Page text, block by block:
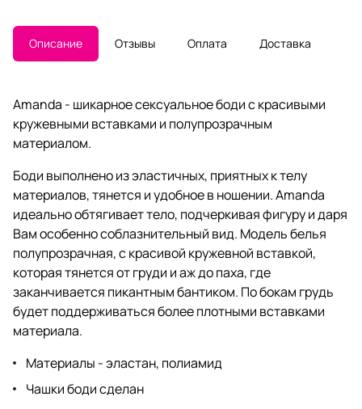
Описание Отзывы Оплата Доставка
Amanda - шикарное сексуальное боди с красивыми
кружевными вставками и полупрозрачным
материалом.
Боди выполнено из эластичных, приятных к телу
материалов, тянется и удобное в ношении. Amanda
идеально обтягивает тело, подчеркивая фигуру и даря
Вам особенно соблазнительный вид. Модель белья
полупрозрачная, с красивой кружевной вставкой,
которая тянется от груди и аж до паха, где
заканчивается пикантным бантиком. По бокам грудь
будет поддерживаться более плотными вставками
материала.
Материалы - эластан, полиамид
Чашки боди сделан